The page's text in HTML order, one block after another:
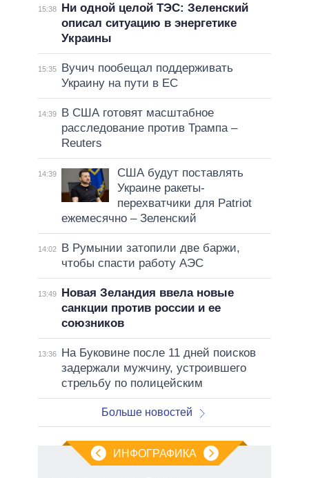
15:38
Ни одной целой ТЭС: Зеленский
описал ситуацию в энергетике
Украины
15:35
Вучич пообещал поддерживать
Украину на пути в ЕС
14:39
В США готовят масштабное
расследование против Трампа –
Reuters
14:39
США будут поставлять
Украине ракеты-
перехватчики для Patriot
ежемесячно – Зеленский
14:02
В Румынии затопили две баржи,
чтобы спасти работу АЭС
13:49
Новая Зеландия ввела новые
санкции против россии и ее
союзников
13:36
На Буковине после 11 дней поисков
задержали мужчину, устроившего
стрельбу по полицейским
Больше новостей
ИНФОГРАФИКА